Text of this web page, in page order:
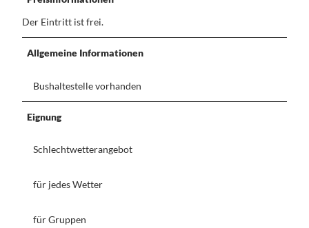
Der Eintritt ist frei.
Allgemeine Informationen
Bushaltestelle vorhanden
Eignung
Schlechtwetterangebot
für jedes Wetter
für Gruppen